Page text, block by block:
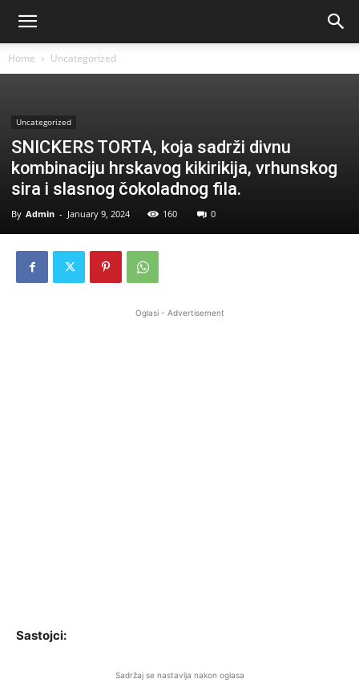
Home Uncategorized
Uncategorized
SNICKERS TORTA, koja sadrži divnu
kombinaciju hrskavog kikirikija, vrhunskog
sira i slasnog čokoladnog fila.
By Admin - January 9, 2024 160 0
Oglasi - Advertisement
Sastojci:
Sadržaj se nastavlja nakon oglasa